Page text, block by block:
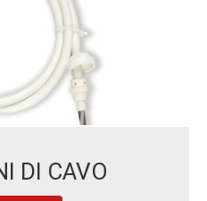
DI CAVO